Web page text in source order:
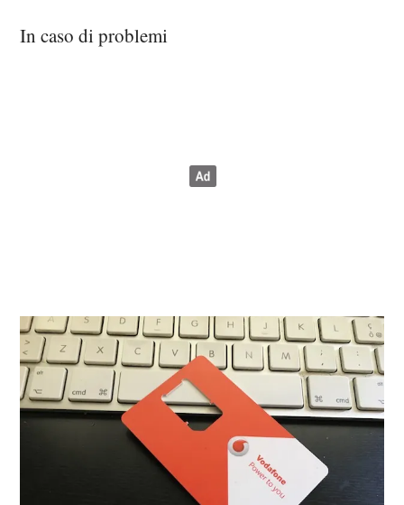
In caso di problemi